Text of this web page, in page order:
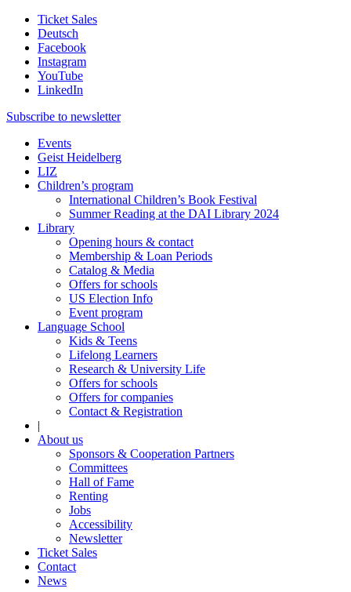
Ticket Sales
Deutsch
Facebook
Instagram
YouTube
LinkedIn
Subscribe to newsletter
Events
Geist Heidelberg
LIZ
Children’s program
International Children’s Book Festival
Summer Reading at the DAI Library 2024
Library
Opening hours & contact
Membership & Loan Periods
Catalog & Media
Offers for schools
US Election Info
Event program
Language School
Kids & Teens
Lifelong Learners
Research & University Life
Offers for schools
Offers for companies
Contact & Registration
|
About us
Sponsors & Cooperation Partners
Committees
Hall of Fame
Renting
Jobs
Accessibility
Newsletter
Ticket Sales
Contact
News